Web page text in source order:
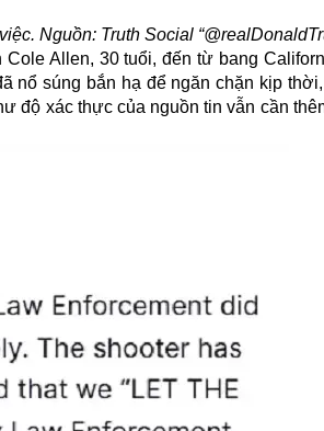
Nguồn: Truth Social
Allen, 30 tuổi, đến từ bang
nổ súng bắn hạ để ngăn chặn kịp
độ xác thực của nguồn tin vẫn cần